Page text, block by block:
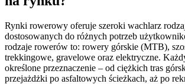
Rynki rowerowy oferuje szeroki wachlarz
dostosowanych do różnych potrzeb
rodzaje rowerów to: rowery górskie (MTB),
trekkingowe, gravelowe oraz elektryczne.
określone przeznaczenie – od ciężkich tras
przejażdżki po asfaltowych ścieżkach, aż po